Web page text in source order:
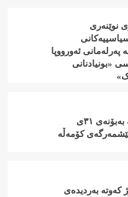
نوێنەری
پەرلەمانی ئەورووپا
«بونیادنانی
‍ بەیاننامەی کۆمەڵە بەبۆنەی ٣١ی
کۆمەڵە
کەوتە بەردیدەی